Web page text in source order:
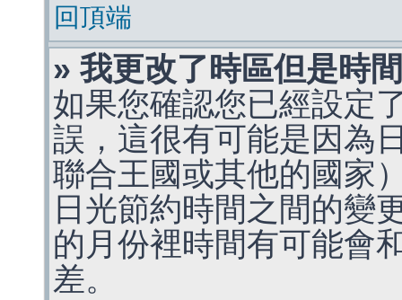
回頂端
» 我更改了時區但是時
如果您確認您已經設定
誤，這很有可能是因為
聯合王國或其他的國家
日光節約時間之間的變
的月份裡時間有可能會
差。